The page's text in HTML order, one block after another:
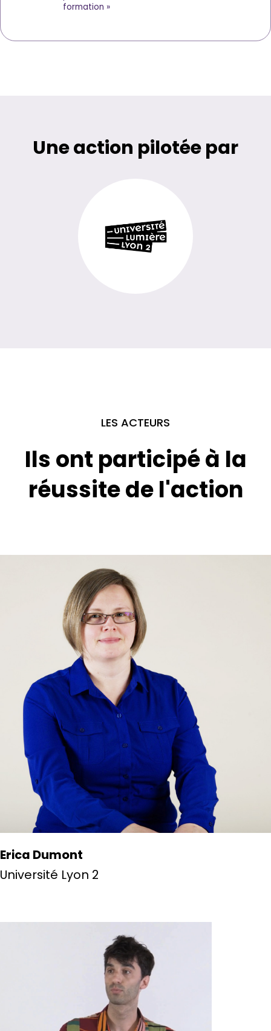
formation »
Une action pilotée par
LES ACTEURS
Ils ont participé à la
réussite de l'action
Erica Dumont
Université Lyon 2